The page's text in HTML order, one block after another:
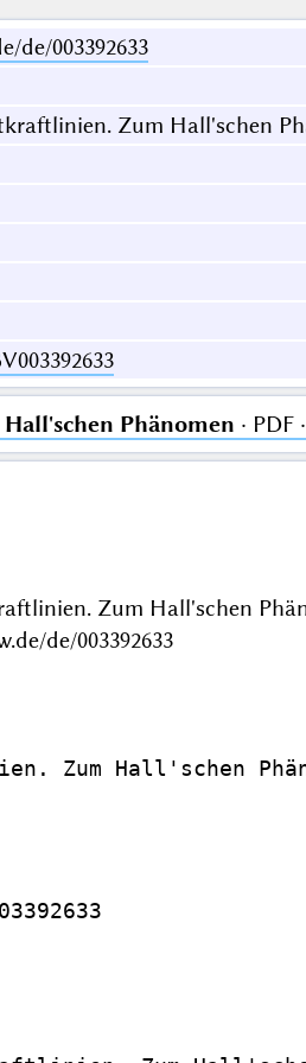
de/003392633
Zum Hall'schen
Phänomen · PDF
Zum Hall'schen
de/003392633
Zum Hall'schen